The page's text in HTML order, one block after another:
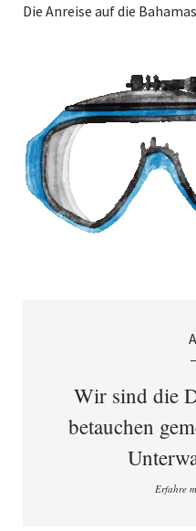
Die Anreise auf die Bahamas
Wir sind die
betauchen
Erfahre